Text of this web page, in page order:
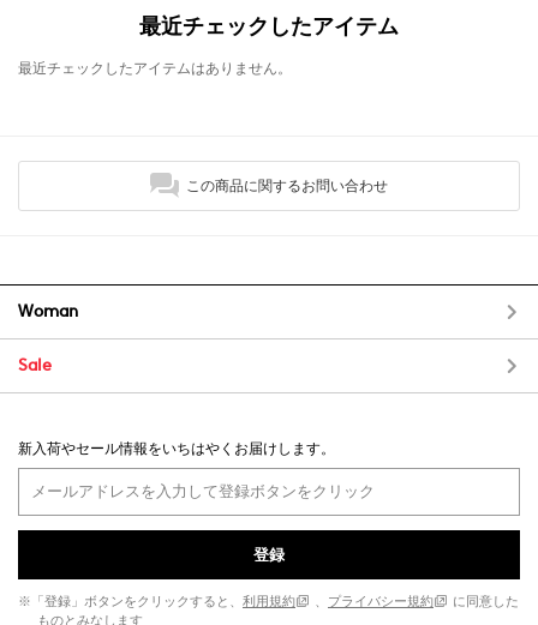
最近チェックしたアイテム
最近チェックしたアイテムはありません。
この商品に関するお問い合わせ
Woman
Sale
新入荷やセール情報をいちはやくお届けします。
登録
※「登録」ボタンをクリックすると、 利用規約 、 プライバシー規約
に同意した
ものとみなします